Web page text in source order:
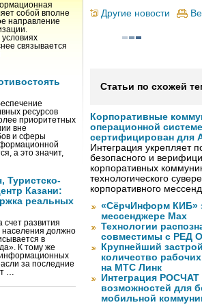
собой вполне
направление
условиях
связывается
ресурсов
приоритетных
вне
и сферы
а это значит,
Туристско-
Казани:
реальных
счет развития
населения должно
в
К тому же
информационных
за последние
…
Другие новости
Статьи по схожей
Корпоративные
операционной
сертифицирован для
Интеграция укрепляет
безопасного и
корпоративных
технологического
корпоративного
«СёрчИнформ КИБ»
мессенджере Max
Технологии
совместимы с РЕД
Крупнейший
количество
на МТС Линк
Интеграция
возможностей для
мобильной